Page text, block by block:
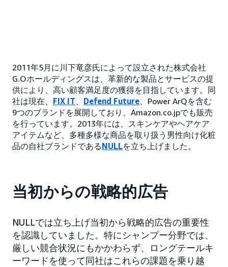
2011年5月に川下竜彦氏によって設立された株式会社
G.Oホールディングスは、革新的な製品とサービスの提
供により、高い顧客満足度の獲得を目指しています。同
社は現在、 FIX IT、 Defend Future、Power ArQを含む
9つのブランドを展開しており、Amazon.co.jpでも販売
を行っています。2013年には、スキンケアやヘアケア
アイテムなど、多種多様な商品を取り扱う男性向け化粧
品の自社ブランドであるNULLを立ち上げました。
当初からの戦略的広告
NULLでは立ち上げ当初から戦略的広告の重要性
を認識していました。特にシャンプー分野では、
厳しい競合状況にもかかわらず、ロングテールキ
ーワードを使って同社はこれらの課題を乗り越